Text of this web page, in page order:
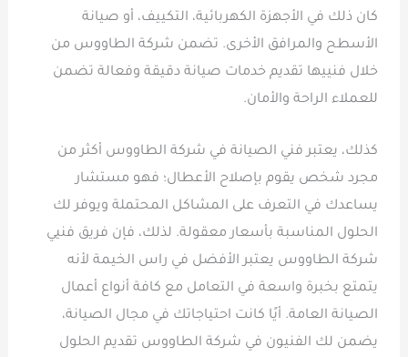
كان ذلك في الأجهزة الكهربائية، التكييف، أو صيانة
الأسطح والمرافق الأخرى. تضمن شركة الطاووس من
خلال فنييها تقديم خدمات صيانة دقيقة وفعالة تضمن
للعملاء الراحة والأمان.
كذلك، يعتبر فني الصيانة في شركة الطاووس أكثر من
مجرد شخص يقوم بإصلاح الأعطال؛ فهو مستشار
يساعدك في التعرف على المشاكل المحتملة ويوفر لك
الحلول المناسبة بأسعار معقولة. لذلك، فإن فريق فنيي
شركة الطاووس يعتبر الأفضل في راس الخيمة لأنه
يتمتع بخبرة واسعة في التعامل مع كافة أنواع أعمال
الصيانة العامة. أيًا كانت احتياجاتك في مجال الصيانة،
يضمن لك الفنيون في شركة الطاووس تقديم الحلول